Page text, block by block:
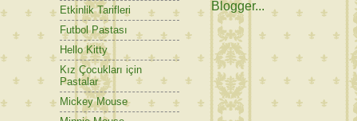
Etkinlik Tarifleri
Futbol Pastası
Hello Kitty
Kız Çocukları için
Pastalar
Mickey Mouse